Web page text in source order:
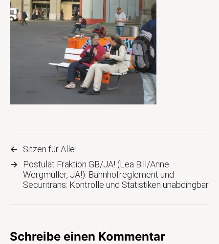
←
Sitzen für Alle!
→ Postulat Fraktion GB/JA! (Lea Bill/Anne
Wergmüller, JA!): Bahnhofreglement und
Securitrans: Kontrolle und Statistiken unabdingbar
Schreibe einen Kommentar